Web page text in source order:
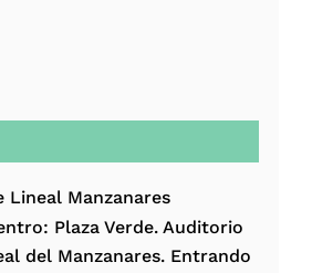
Lineal Manzanares
Plaza Verde. Auditorio
del Manzanares. Entrando